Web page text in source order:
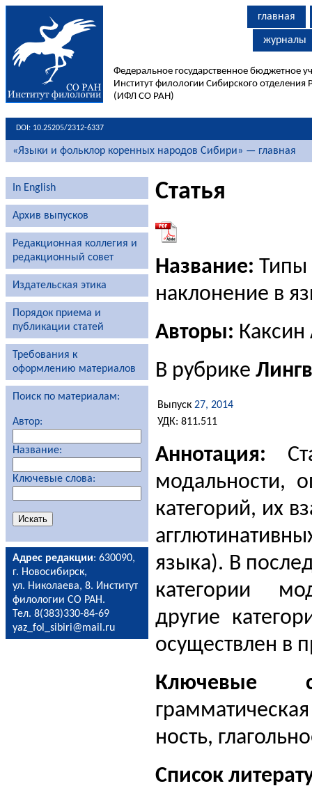
главная
журналы
Федеральное государственное бюджетное
Институт филологии Сибирского отделения
(ИФЛ СО РАН)
DOI: 10.25205/2312-6337
«Языки и фольклор коренных народов Сибири» — главная
In English
Архив выпусков
Редакционная коллегия и
редакционный совет
Издательская этика
Порядок приема и
публикации статей
Требования к
оформлению материалов
Поиск по материалам:
Автор:
Название:
Ключевые слова:
Адрес редакции: 630090,
г. Новосибирск,
ул. Николаева, 8. Институт
филологии СО РАН.
Тел. 8(383)330-84-69
yaz_fol_sibiri@mail.ru
Статья
Название: Типы
наклонение в
Авторы:
В рубрике
Выпуск 27, 2014
УДК: 811.511
Аннотация:
модальности,
категорий, их
языка). В
категории
другие
осуществлен в
Ключевые
ность,
Список